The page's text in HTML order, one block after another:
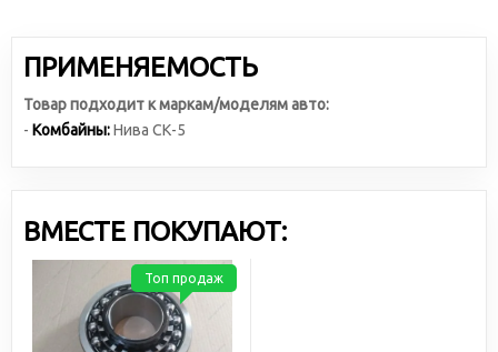
ПРИМЕНЯЕМОСТЬ
Товар подходит к маркам/моделям авто:
- Комбайны:Нива СК-5
ВМЕСТЕ ПОКУПАЮТ:
Топ продаж